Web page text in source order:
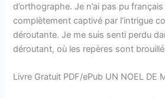
d’orthographe. Je n’ai pas pu
complètement captivé par l’intrigue
déroutante. Je me suis senti perdu
déroutant, où les repères sont
Livre Gratuit PDF/ePub UN NOEL DE